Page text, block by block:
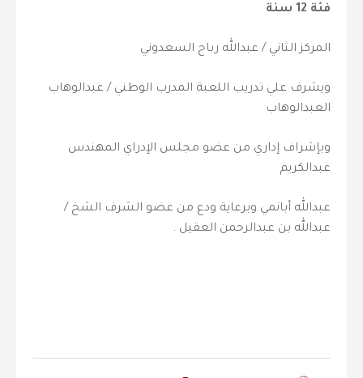
فئة 12 سنة
المركز الثاني / عبدالله رباح السعدوني
ويشرف علي تدريب اللعبة المدرب الوطني / عبدالوهاب
العبدالوهاب
وبإشراف إداري من عضو مجلس الإدراي المهندس
عبدالكريم
عبدالله أبانمي وبرعاية ودع من عضو الشرف الشخ /
عبدالله بن عبدالرحمن العقيل .